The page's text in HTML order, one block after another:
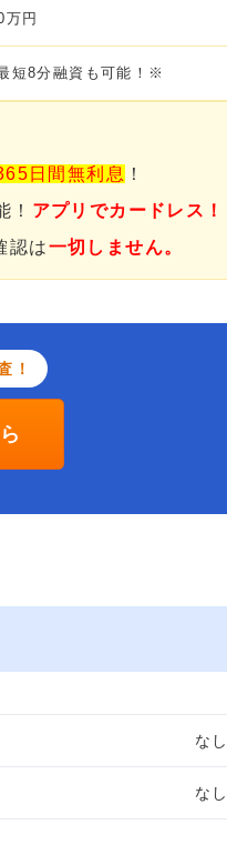
万円
短8分融資も可能！※
日間無利息 ！
！ アプリでカードレス！
認は一切しません。
！
なし
なし